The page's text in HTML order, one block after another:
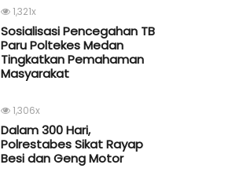
1,321x
Sosialisasi Pencegahan TB
Paru Poltekes Medan
Tingkatkan Pemahaman
Masyarakat
1,306x
Dalam 300 Hari,
Polrestabes Sikat Rayap
Besi dan Geng Motor